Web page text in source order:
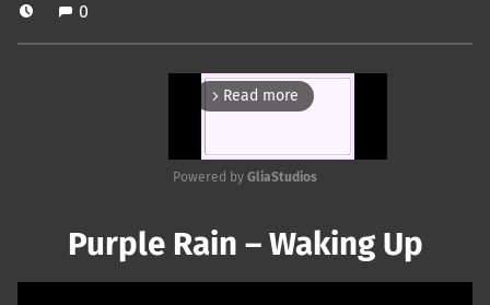
0
arrow_forward_ios Read more
Powered by GliaStudios
Purple Rain – Waking Up